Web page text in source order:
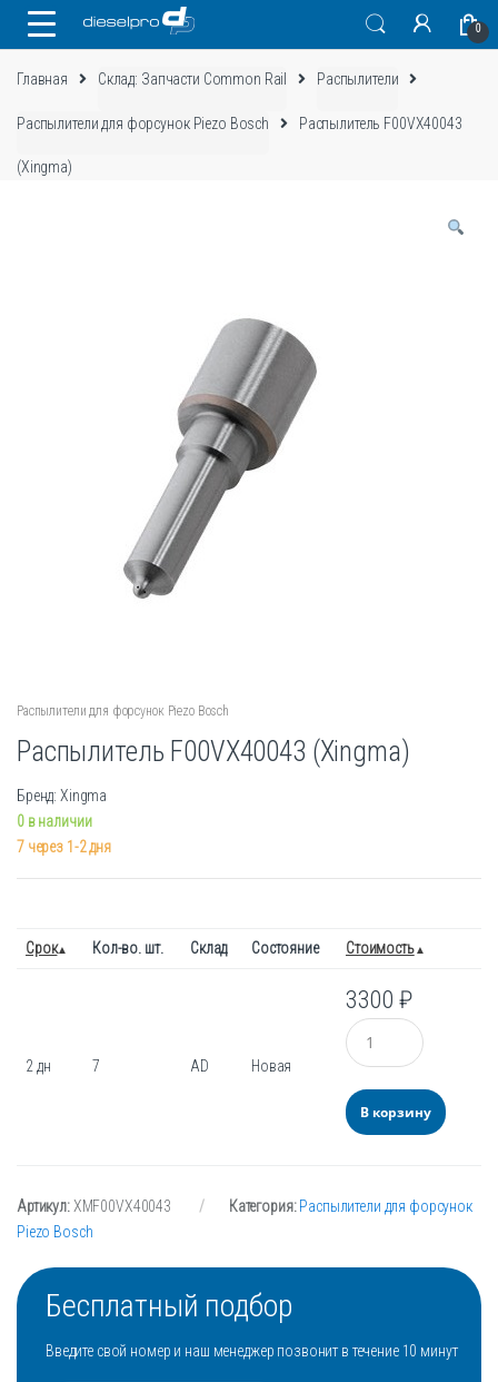
0
Главная Склад: Запчасти Common Rail Распылители
Распылители для форсунок Piezo Bosch Распылитель F00VX40043
(Xingma)
Распылители для форсунок Piezo Bosch
Распылитель F00VX40043 (Xingma)
Бренд: Xingma
0 в наличии
7 через 1-2 дня
Срок Кол-во. шт. Склад Состояние Стоимость
2 дн 7 AD Новая
3300₽
Количество
В корзину
Артикул:XMF00VX40043 Категория:Распылители для форсунок
Piezo Bosch
Бесплатный подбор
Введите свой номер и наш менеджер позвонит в течение 10 минут